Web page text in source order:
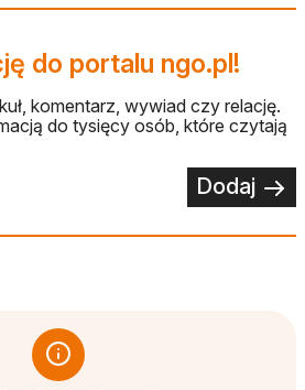
do portalu ngo.pl!
komentarz, wywiad czy relację.
do tysięcy osób, które czytają
Dodaj